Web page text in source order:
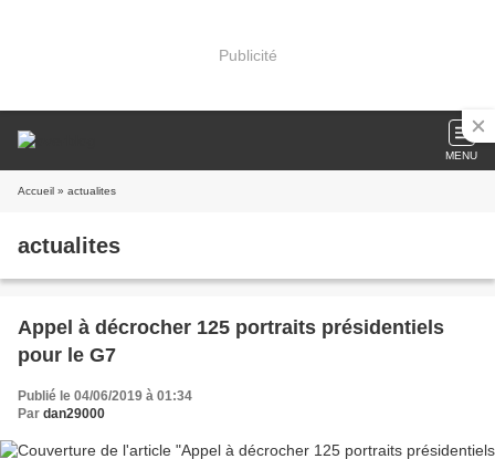
Publicité
MENU
Accueil » actualites
actualites
Appel à décrocher 125 portraits présidentiels
pour le G7
Publié le 04/06/2019 à 01:34
Par dan29000